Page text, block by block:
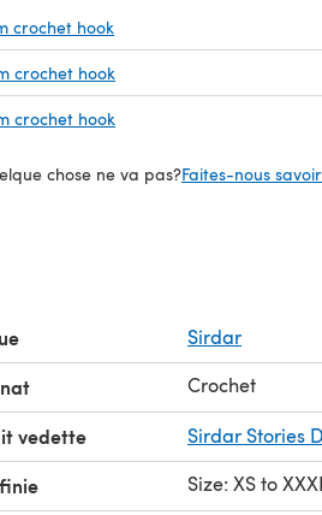
crochet hook
crochet hook
crochet hook
chose ne va pas?Faites-nous
Sirdar
Crochet
vedette Sirdar Stories
Size: XS to